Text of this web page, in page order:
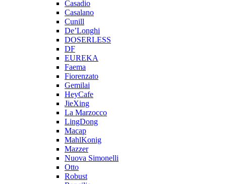
Casadio
Casalano
Cunill
De’Longhi
DOSERLESS
DF
EUREKA
Faema
Fiorenzato
Gemilai
HeyCafe
JieXing
La Marzocco
LingDong
Macap
MahlKonig
Mazzer
Nuova Simonelli
Otto
Robust